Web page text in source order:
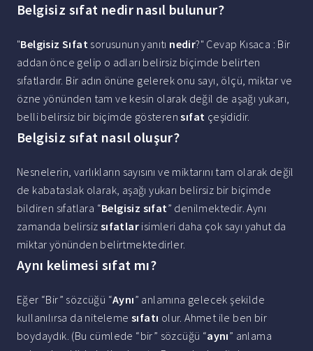
Belgisiz sıfat nedir nasıl bulunur?
"Belgisiz Sıfat sorusunun yanıtı nedir?" Cevap Kısaca : Bir
addan önce gelip o adları belirsiz biçimde belirten
sıfatlardır. Bir adın önüne gelerek onu sayı, ölçü, miktar ve
özne yönünden tam ve kesin olarak değil de aşağı yukarı,
belli belirsiz bir biçimde gösterensıfat çeşididir.
Belgisiz sıfat nasıl oluşur?
Nesnelerin, varlıkların sayısını ve miktarını tam olarak değil
de kabataslak olarak, aşağı yukarı belirsiz bir biçimde
bildiren sıfatlara “Belgisiz sıfat” denilmektedir. Aynı
zamanda belirsiz sıfatlar isimleri daha çok sayı yahut da
miktar yönünden belirtmektedirler.
Aynı kelimesi sıfat mı?
Eğer “Bir” sözcüğü “Aynı” anlamına gelecek şekilde
kullanılırsa da niteleme sıfatı olur. Ahmet ile ben bir
boydaydık. (Bu cümlede “bir” sözcüğü “aynı” anlama